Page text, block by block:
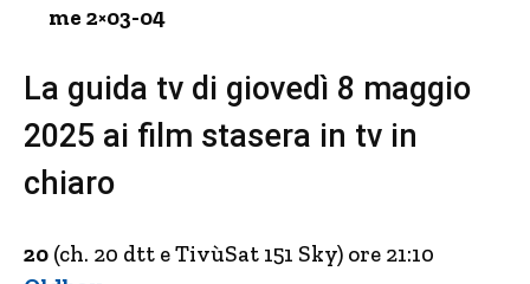
me 2×03-04
La guida tv di giovedì 8 maggio
2025 ai film stasera in tv in
chiaro
20 (ch. 20 dtt e TivùSat 151 Sky) ore 21:10